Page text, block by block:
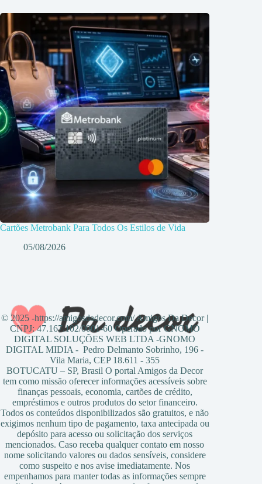
Cartões Metrobank Para Todos Os Estilos de Vida
05/08/2026
© 2025 -https://amigosdadecor.com/ Amigos Da Decor |
CNPJ: 47.167.102/0001-60 Operado por GNOMO
DIGITAL SOLUÇÕES WEB LTDA -GNOMO
DIGITAL MIDIA - Pedro Delmanto Sobrinho, 196 -
Vila Maria, CEP 18.611 - 355
BOTUCATU – SP, Brasil O portal Amigos da Decor
tem como missão oferecer informações acessíveis sobre
finanças pessoais, economia, cartões de crédito,
empréstimos e outros produtos do setor financeiro.
Todos os conteúdos disponibilizados são gratuitos, e não
exigimos nenhum tipo de pagamento, taxa antecipada ou
depósito para acesso ou solicitação dos serviços
mencionados. Caso receba qualquer contato em nosso
nome solicitando valores ou dados sensíveis, considere
como suspeito e nos avise imediatamente. Nos
empenhamos para manter todas as informações sempre